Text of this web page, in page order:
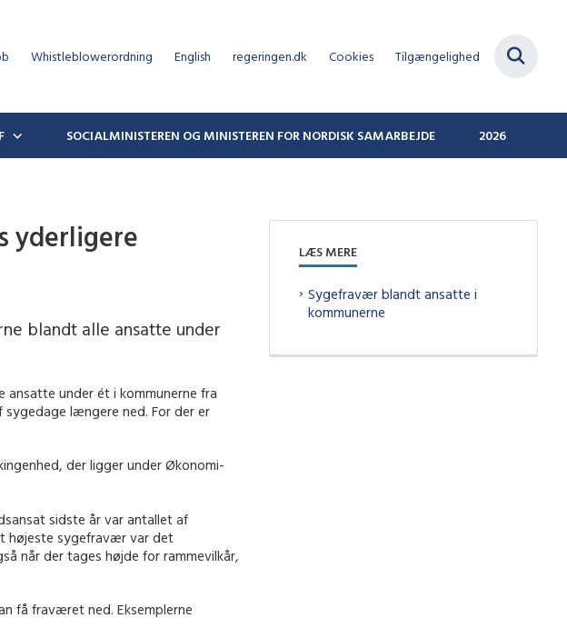
Whistleblowerordning English regeringen.dk Cookies Tilgængelighed
SOCIALMINISTEREN OG MINISTEREN FOR NORDISK SAMARBEJDE 2026
yderligere
blandt alle ansatte under
under ét i kommunerne fra
længere ned. For der er
der ligger under Økonomi-
sidste år var antallet af
højeste sygefravær var det
når der tages højde for rammevilkår,
få fraværet ned. Eksemplerne
LÆS MERE
Sygefravær blandt ansatte i
kommunerne